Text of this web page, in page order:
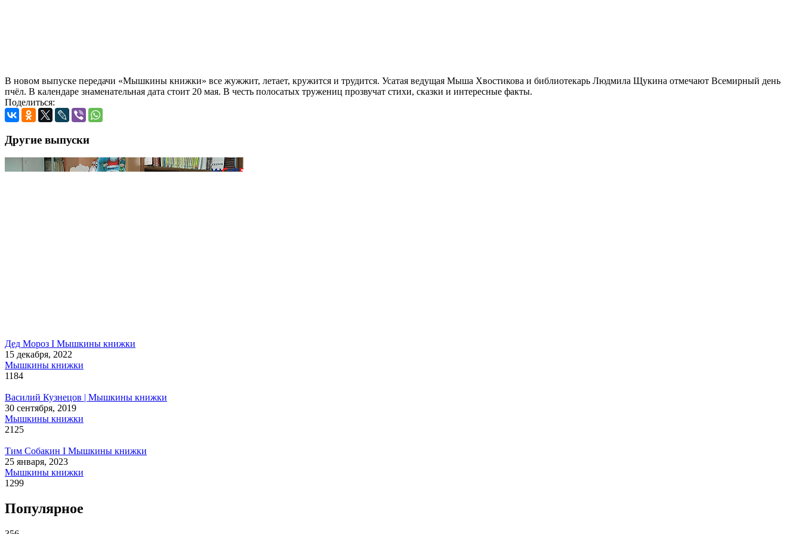
В новом выпуске передачи «Мышкины книжки» все жужжит, летает, кружится и трудится. Усатая ведущая Мыша Хвостикова и библиотекарь Людмила Щукина отмечают Всемирный день
пчёл. В календаре знаменательная дата стоит 20 мая. В честь полосатых тружениц прозвучат стихи, сказки и интересные факты.
Поделиться:
Другие выпуски
Дед Мороз I Мышкины книжки
15 декабря, 2022
Мышкины книжки
1184
Василий Кузнецов | Мышкины книжки
30 сентября, 2019
Мышкины книжки
2125
Тим Собакин I Мышкины книжки
25 января, 2023
Мышкины книжки
1299
Популярное